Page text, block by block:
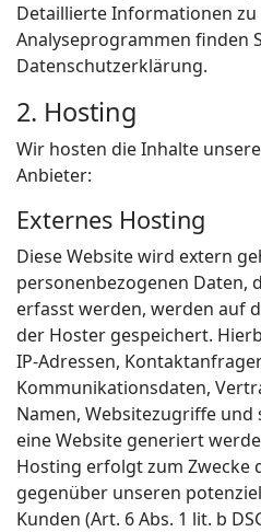
Detaillierte Informationen zu
Analyseprogrammen finden
Datenschutzerklärung.
2. Hosting
Wir hosten die Inhalte
Anbieter:
Externes Hosting
Diese Website wird extern
personenbezogenen Daten,
erfasst werden, werden auf
der Hoster gespeichert.
IP-Adressen,
Kommunikationsdaten,
Namen, Websitezugriffe
eine Website generiert
Hosting erfolgt zum Zwecke
gegenüber unseren
Kunden (Art. 6 Abs. 1 lit. b